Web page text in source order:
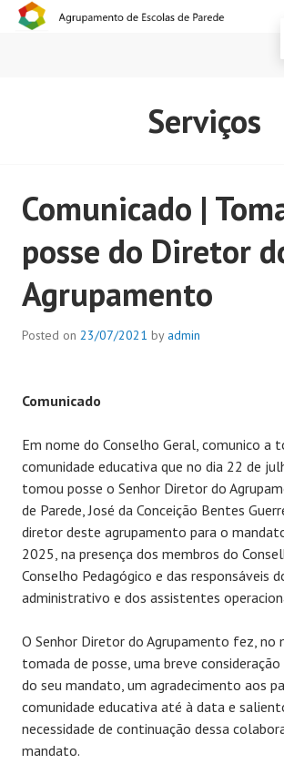
Serviços
Comunicado |
posse do Diretor
Agrupamento
Posted on 23/07/2021 by admin
Comunicado
Em nome do Conselho Geral, comunico a
comunidade educativa que no dia 22 de
tomou posse o Senhor Diretor do
de Parede, José da Conceição Bentes
diretor deste agrupamento para o
2025, na presença dos membros do
Conselho Pedagógico e das responsáveis
administrativo e dos assistentes
O Senhor Diretor do Agrupamento fez, no
tomada de posse, uma breve
do seu mandato, um agradecimento aos
comunidade educativa até à data e
necessidade de continuação dessa
mandato.